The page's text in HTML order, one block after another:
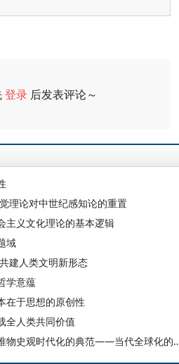
登录 后发表评论～
理论对中世纪感知论的重置
主义文化理论的基本逻辑
域
建人类文明新形态
学意蕴
在于思想的原创性
全人类共同价值
丁立群：人类命运共同体：唯